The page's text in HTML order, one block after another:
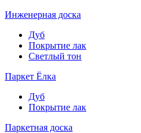
Инженерная доска
Дуб
Покрытие лак
Светлый тон
Паркет Ёлка
Дуб
Покрытие лак
Паркетная доска